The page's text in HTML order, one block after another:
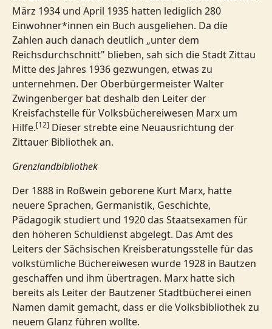
März 1934 und April 1935 hatten lediglich 280
Einwohner*innen ein Buch ausgeliehen. Da die
Zahlen auch danach deutlich „unter dem
Reichsdurchschnitt" blieben, sah sich die Stadt Zittau
Mitte des Jahres 1936 gezwungen, etwas zu
unternehmen. Der Oberbürgermeister Walter
Zwingenberger bat deshalb den Leiter der
Kreisfachstelle für Volksbüchereiwesen Marx um
Hilfe.[12] Dieser strebte eine Neuausrichtung der
Zittauer Bibliothek an.
Grenzlandbibliothek
Der 1888 in Roßwein geborene Kurt Marx, hatte
neuere Sprachen, Germanistik, Geschichte,
Pädagogik studiert und 1920 das Staatsexamen für
den höheren Schuldienst abgelegt. Das Amt des
Leiters der Sächsischen Kreisberatungsstelle für das
volkstümliche Büchereiwesen wurde 1928 in Bautzen
geschaffen und ihm übertragen. Marx hatte sich
bereits als Leiter der Bautzener Stadtbücherei einen
Namen damit gemacht, dass er die Volksbibliothek zu
neuem Glanz führen wollte.